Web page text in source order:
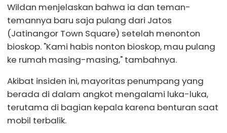
Wildan menjelaskan bahwa ia dan teman-
temannya baru saja pulang dari Jatos
(Jatinangor Town Square) setelah menonton
bioskop. "Kami habis nonton bioskop, mau pulang
ke rumah masing-masing," tambahnya.
Akibat insiden ini, mayoritas penumpang yang
berada di dalam angkot mengalami luka-luka,
terutama di bagian kepala karena benturan saat
mobil terbalik.